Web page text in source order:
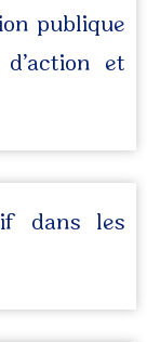
publique
et
dans les